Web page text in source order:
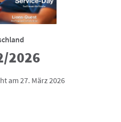
2026
am 27. März 2026